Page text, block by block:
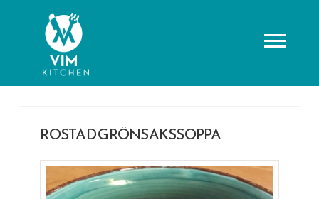
ROSTAD GRÖNSAKSSOPPA